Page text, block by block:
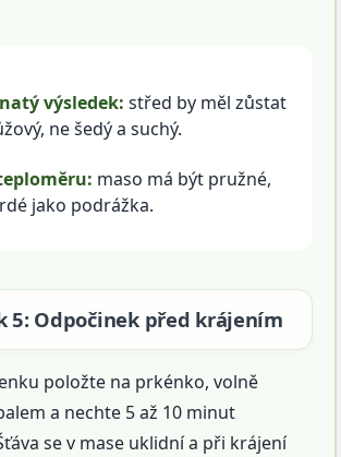
výsledek: střed by měl zůstat
ne šedý a suchý.
maso má být pružné,
jako podrážka.
5: Odpočinek před krájením
položte na prkénko, volně
a nechte 5 až 10 minut
se v mase uklidní a při krájení